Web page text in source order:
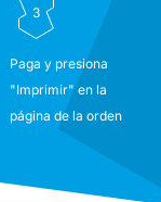
3
Paga y presiona
"Imprimir" en la
página de la orden